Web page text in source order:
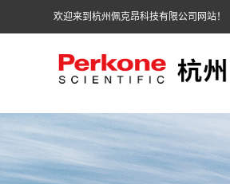
欢迎来到杭州佩克昂科技有限公司网站！